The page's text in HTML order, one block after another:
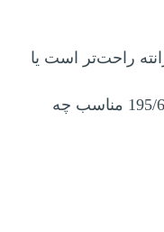
راحت‌تر است یا
سایز لاستیک 195/60R14 مناسب چه